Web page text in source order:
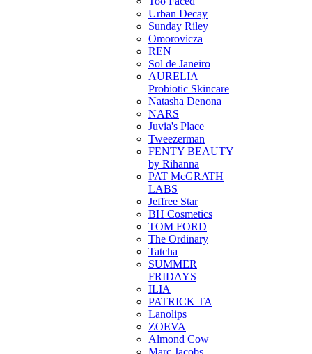
Urban Decay
Sunday Riley
Omorovicza
REN
Sol de Janeiro
AURELIA
Probiotic Skincare
Natasha Denona
NARS
Juvia's Place
Tweezerman
FENTY BEAUTY
by Rihanna
PAT McGRATH
LABS
Jeffree Star
BH Cosmetics
TOM FORD
The Ordinary
Tatcha
SUMMER
FRIDAYS
ILIA
PATRICK TA
Lanolips
ZOEVA
Almond Cow
Marc Jacobs